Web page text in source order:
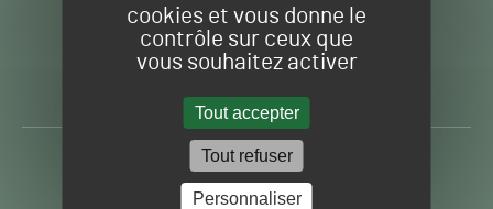
cookies et vous donne le
contrôle sur ceux que
vous souhaitez activer
Tout accepter
Tout refuser
Personnaliser
Gazon
Sport
H24
-
Toute l’info autour du